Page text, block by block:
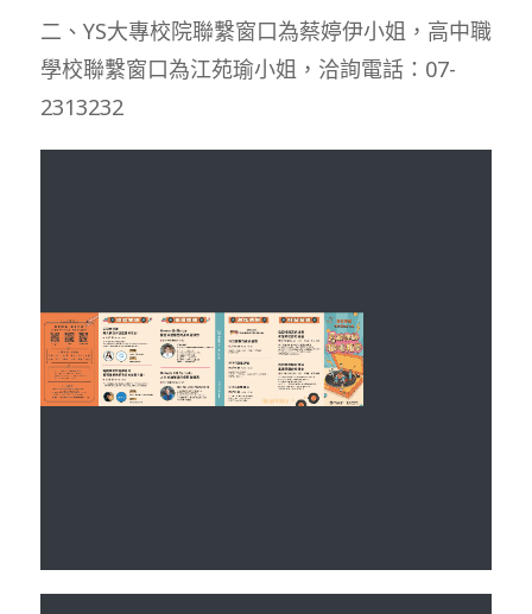
二、YS大專校院聯繫窗口為蔡婷伊小姐，高中職
學校聯繫窗口為江苑瑜小姐，洽詢電話：07-
2313232